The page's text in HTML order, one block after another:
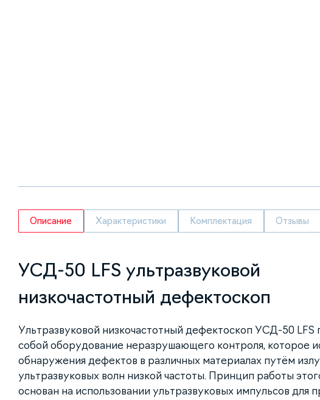
Описание Характеристики Комплектация Отзывы
УСД-50 LFS ультразвуковой
низкочастотный дефектоскоп
Ультразвуковой низкочастотный дефектоскоп УСД-50 LFS
собой оборудование неразрушающего контроля, которое
обнаружения дефектов в различных материалах путём
ультразвуковых волн низкой частоты. Принцип работы
основан на использовании ультразвуковых импульсов для